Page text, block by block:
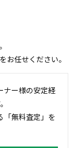
お任せください。
ナー様の安定経
「無料査定」を